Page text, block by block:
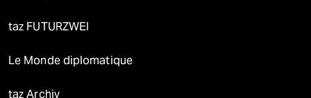
taz FUTURZWEI
Le Monde diplomatique
taz Archiv